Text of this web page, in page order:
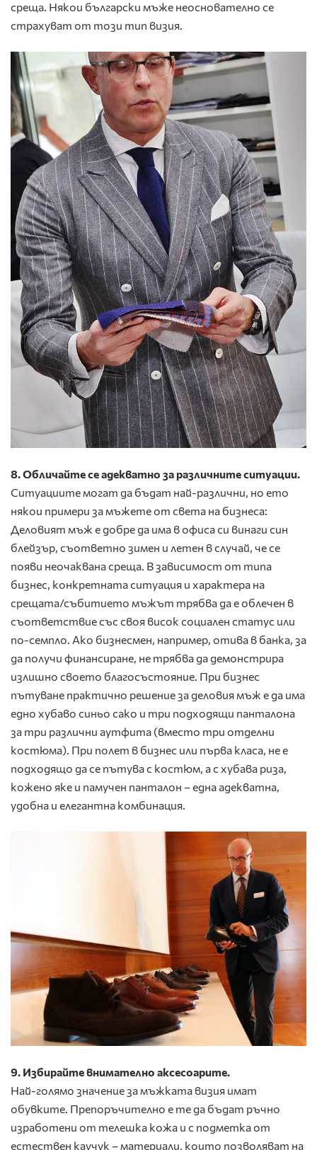
среща. Някои български мъже неоснователно се
страхуват от този тип визия.
8. Обличайте се адекватно за различните ситуации.
Ситуациите могат да бъдат най-различни, но ето
някои примери за мъжете от света на бизнеса:
Деловият мъж е добре да има в офиса си винаги син
блейзър, съответно зимен и летен в случай, че се
появи неочаквана среща. В зависимост от типа
бизнес, конкретната ситуация и характера на
срещата/събитието мъжът трябва да е облечен в
съответствие със своя висок социален статус или
по-семпло. Ако бизнесмен, например, отива в банка, за
да получи финансиране, не трябва да демонстрира
излишно своето благосъстояние. При бизнес
пътуване практично решение за деловия мъж е да има
едно хубаво синьо сако и три подходящи панталона
за три различни аутфита (вместо три отделни
костюма). При полет в бизнес или първа класа, не е
подходящо да се пътува с костюм, а с хубава риза,
кожено яке и памучен панталон – една адекватна,
удобна и елегантна комбинация.
9. Избирайте внимателно аксесоарите.
Най-голямо значение за мъжката визия имат
обувките. Препоръчително е те да бъдат ръчно
изработени от телешка кожа и с подметка от
естествен каучук – материали, които позволяват на